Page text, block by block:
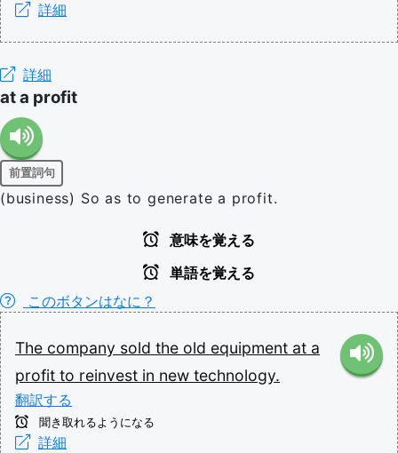
詳細
詳細
at a profit
前置詞句
(business) So as to generate a profit.
意味を覚える
単語を覚える
このボタンはなに？
The company sold the old equipment at a
profit to reinvest in new technology.
翻訳する
聞き取れるようになる
詳細